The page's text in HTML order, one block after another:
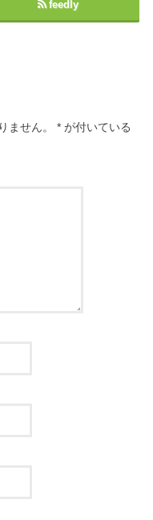
feedly
ません。 * が付いている